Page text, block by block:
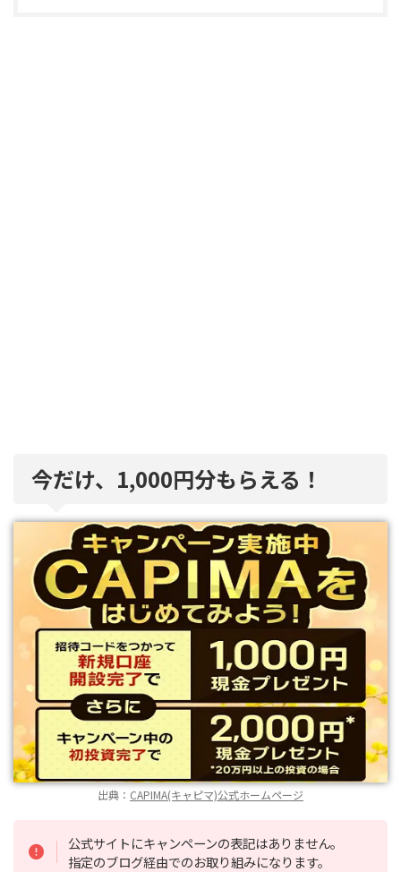
今だけ、1,000円分もらえる！
出典： CAPIMA(キャピマ)公式ホームページ
公式サイトにキャンペーンの表記はありません。
指定のブログ経由でのお取り組みになります。